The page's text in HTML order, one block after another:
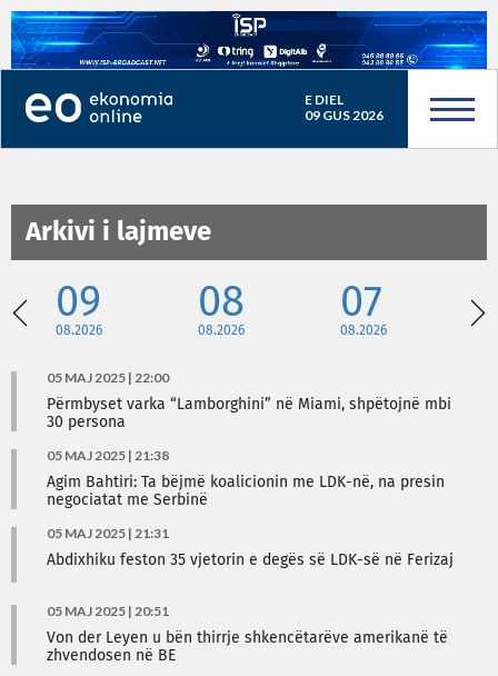
E DIEL
09 GUS 2026
Arkivi i lajmeve
09
08.2026
08
08.2026
07
08.2026
05 MAJ 2025 | 22:00
Përmbyset varka “Lamborghini” në Miami, shpëtojnë mbi
30 persona
05 MAJ 2025 | 21:38
Agim Bahtiri: Ta bëjmë koalicionin me LDK-në, na presin
negociatat me Serbinë
05 MAJ 2025 | 21:31
Abdixhiku feston 35 vjetorin e degës së LDK-së në Ferizaj
05 MAJ 2025 | 20:51
Von der Leyen u bën thirrje shkencëtarëve amerikanë të
zhvendosen në BE